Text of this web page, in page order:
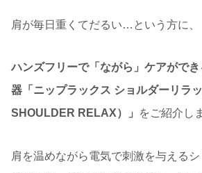
肩が毎日重くてだるい…という方に、
ハンズフリーで「ながら」ケアがで
器「ニップラックス ショルダーリラ
SHOULDER RELAX）」
をご紹介し
肩を温めながら電気で刺激を与える